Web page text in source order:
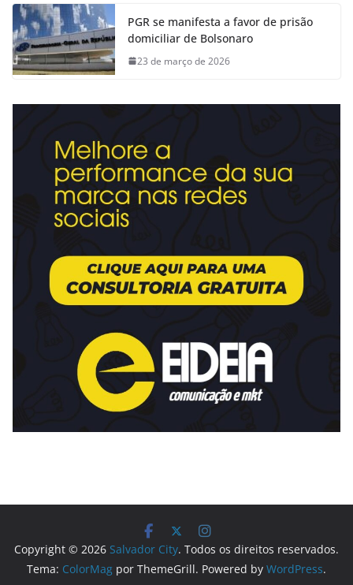
PGR se manifesta a favor de prisão
domiciliar de Bolsonaro
23 de março de 2026
Copyright © 2026 Salvador City. Todos os direitos reservados.
Tema: ColorMag por ThemeGrill. Powered by WordPress.